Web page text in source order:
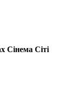
Сінема Сіті